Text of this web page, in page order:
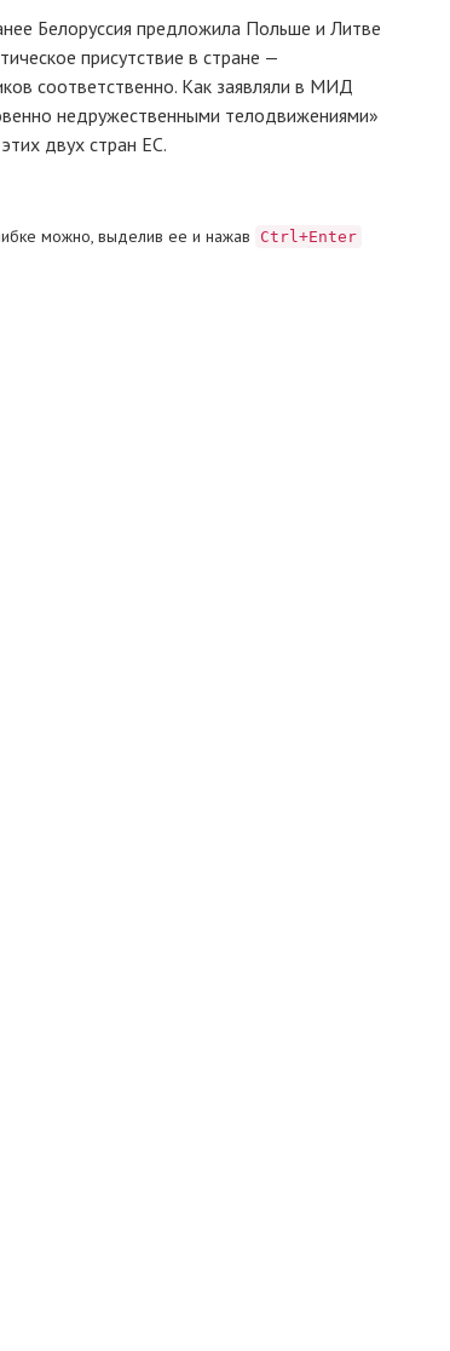
Белоруссия предложила Польше и Литве
присутствие в стране —
соответственно. Как заявляли в МИД
недружественными телодвижениями»
двух стран ЕС.
можно, выделив ее и нажав Ctrl+Enter